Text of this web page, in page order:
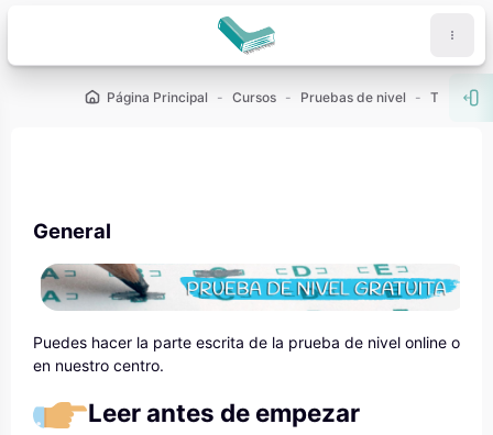
Página Principal Cursos Pruebas de nivel Test
General
Puedes hacer la parte escrita de la prueba de nivel online o
en nuestro centro.
Leer antes de empezar